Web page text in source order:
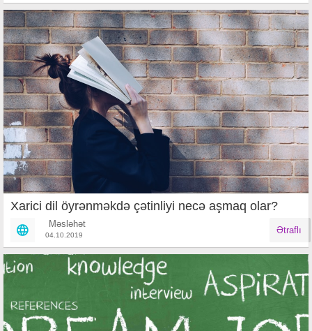
Xarici dil öyrənməkdə çətinliyi necə aşmaq olar?
Məsləhət
04.10.2019 Ətraflı